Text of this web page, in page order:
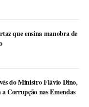
que ensina manobra de
do Ministro Flávio Dino,
Corrupção nas Emendas